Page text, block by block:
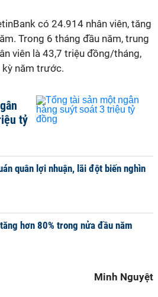
có 24.914 nhân viên, tăng
Trong 6 tháng đầu năm, trung
viên là 43,7 triệu đồng/tháng,
kỳ năm trước.
tỷ
quân lợi nhuận, lãi đột biến nghìn
hơn 80% trong nửa đầu năm
Minh Nguyệt